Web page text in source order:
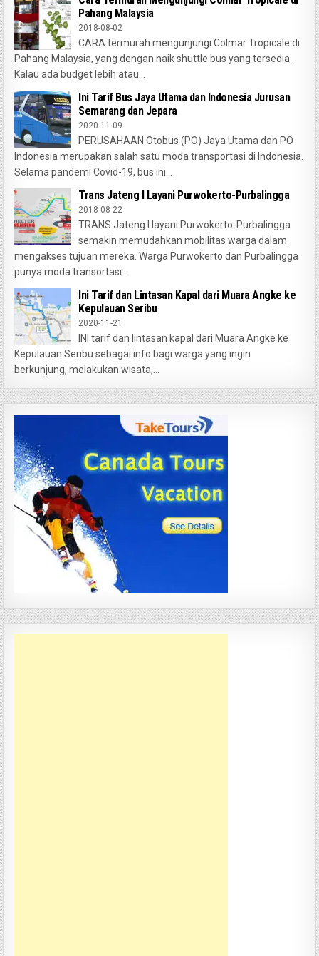
Pahang Malaysia
2018-08-02
CARA termurah mengunjungi Colmar Tropicale di
Pahang Malaysia, yang dengan naik shuttle bus yang tersedia.
Kalau ada budget lebih atau...
Ini Tarif Bus Jaya Utama dan Indonesia Jurusan
Semarang dan Jepara
2020-11-09
PERUSAHAAN Otobus (PO) Jaya Utama dan PO
Indonesia merupakan salah satu moda transportasi di Indonesia.
Selama pandemi Covid-19, bus ini...
Trans Jateng I Layani Purwokerto-Purbalingga
2018-08-22
TRANS Jateng I layani Purwokerto-Purbalingga
semakin memudahkan mobilitas warga dalam
mengakses tujuan mereka. Warga Purwokerto dan Purbalingga
punya moda transortasi...
Ini Tarif dan Lintasan Kapal dari Muara Angke ke
Kepulauan Seribu
2020-11-21
INI tarif dan lintasan kapal dari Muara Angke ke
Kepulauan Seribu sebagai info bagi warga yang ingin
berkunjung, melakukan wisata,...